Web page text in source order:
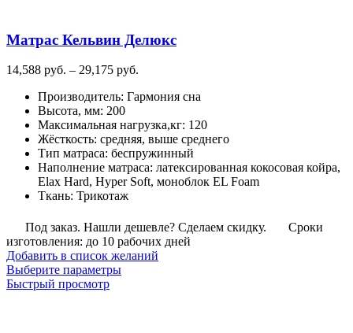
Матрас Кельвин Делюкс
14,588 руб. – 29,175 руб.
14,588
–
29,175
руб.
Производитель: Гармония сна
Высота, мм: 200
Максимальная нагрузка,кг: 120
Жёсткость: средняя, выше среднего
Тип матраса: беспружинный
Наполнение матраса: латексированная кокосовая койра,
Elax Hard, Hyper Soft, моноблок EL Foam
Ткань: Трикотаж
Под заказ. Нашли дешевле? Сделаем скидку.
Сроки
изготовления: до 10 рабочих дней
Добавить в список желаний
Выберите параметрыЭтот
Быстрый просмотр